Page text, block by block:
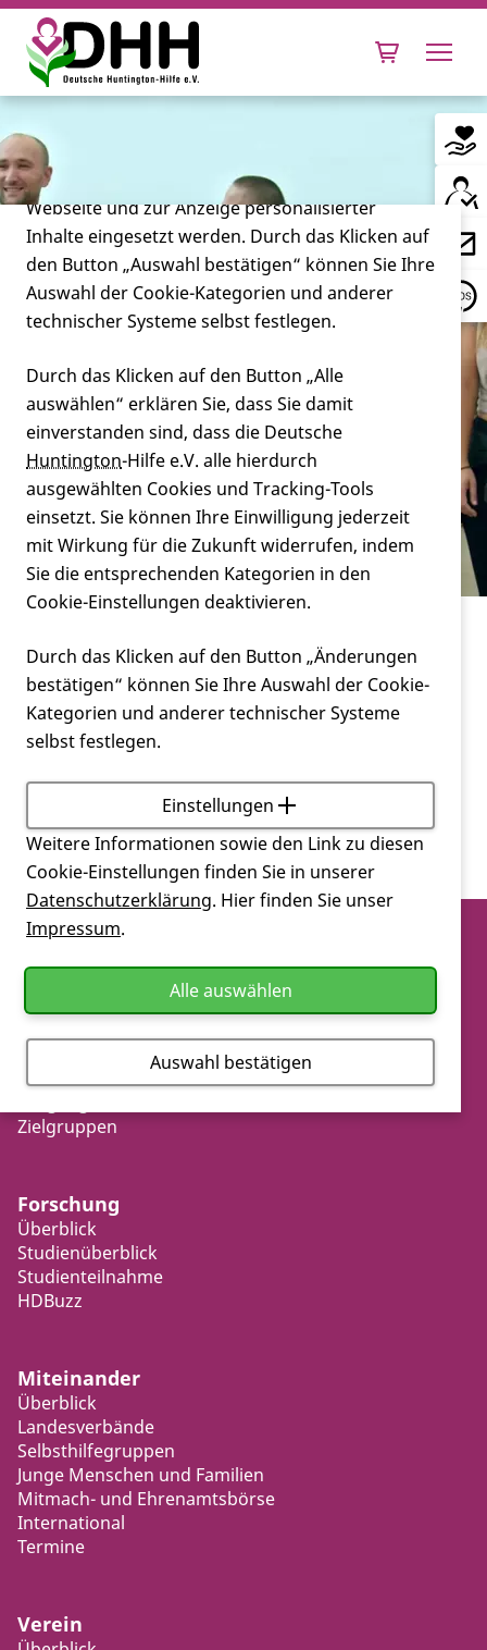
Leben mit Huntington
Forschung
Miteinander
Verein
Service
Schulung
Leben mit Huntington
Was ist Huntington?
Persönliche Geschichten
Zielgruppen
Forschung
Überblick
Studienüberblick
Studienteilnahme
HDBuzz
Miteinander
Überblick
Landesverbände
Selbsthilfegruppen
Junge Menschen und Familien
Mitmach- und Ehrenamtsbörse
International
Termine
Verein
Cookie-Einstellungen
Diese Webseite setzt verschiedene Cookies und
Tracking-Tools ein. Dies beinhaltet Cookies und
technisch notwendig sind, die zu statistischen
Zwecken sowie zur besseren Bedienbarkeit der
Webseite und zur Anzeige personalisierter
Inhalte eingesetzt werden. Durch das Klicken auf
den Button „Auswahl bestätigen“ können Sie Ihre
Auswahl der Cookie-Kategorien und anderer
technischer Systeme selbst festlegen.
Durch das Klicken auf den Button „Alle
auswählen“ erklären Sie, dass Sie damit
einverstanden sind, dass die Deutsche
Huntington-Hilfe e.V. alle hierdurch
ausgewählten Cookies und Tracking-Tools
einsetzt. Sie können Ihre Einwilligung jederzeit
mit Wirkung für die Zukunft widerrufen, indem
Sie die entsprechenden Kategorien in den
Cookie-Einstellungen deaktivieren.
Durch das Klicken auf den Button „Änderungen
bestätigen“ können Sie Ihre Auswahl der Cookie-
Kategorien und anderer technischer Systeme
selbst festlegen.
Einstellungen
Weitere Informationen sowie den Link zu diesen
Cookie-Einstellungen finden Sie in unserer
Datenschutzerklärung. Hier finden Sie unser
Impressum.
Alle auswählen
Auswahl bestätigen